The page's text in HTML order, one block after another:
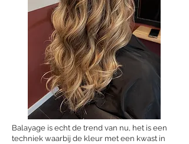
Balayage is echt de trend van nu, het is een
techniek waarbij de kleur met een kwast in